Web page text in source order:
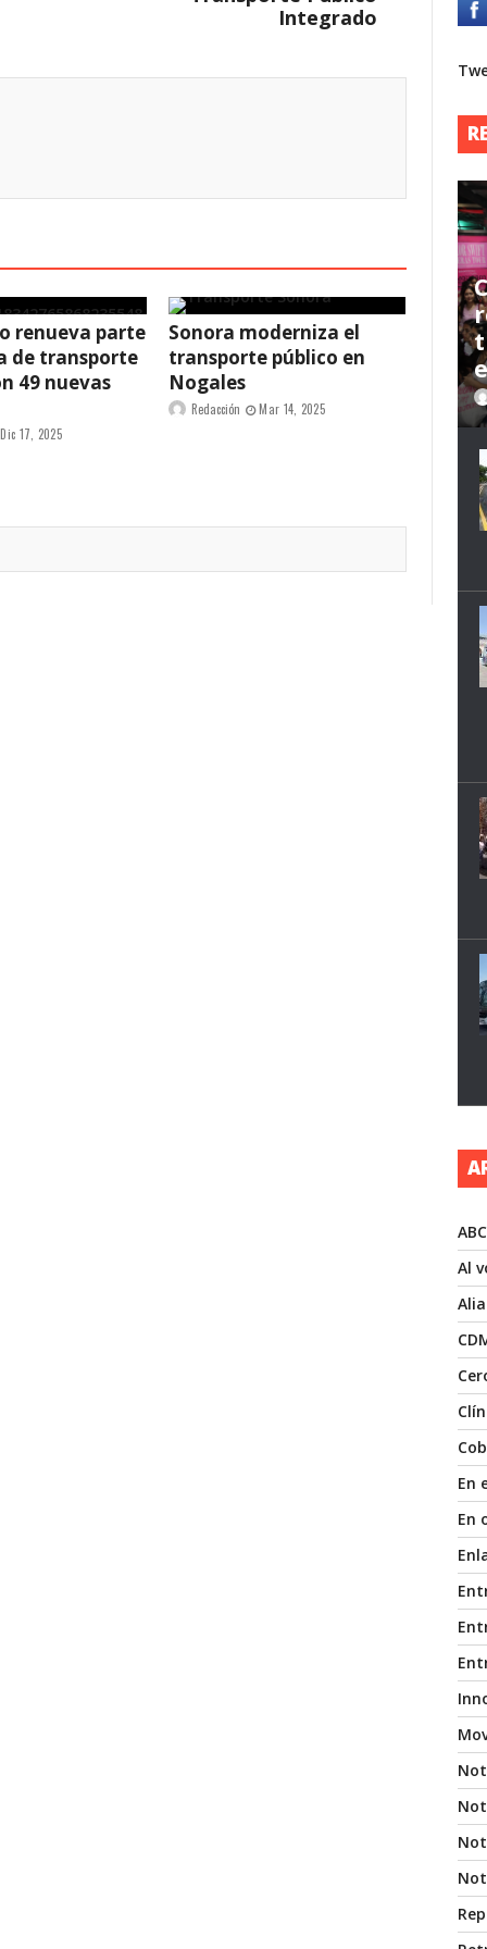
Integrado
renueva parte
de transporte
49 nuevas
Dic 17, 2025
Sonora moderniza el
transporte público en
Nogales
Redacción Mar 14, 2025
Al
En
En